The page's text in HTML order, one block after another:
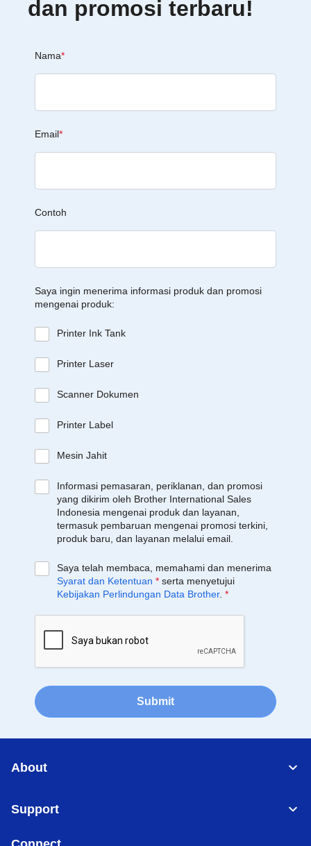
dan promosi terbaru!
Nama*
Email*
Contoh
Saya ingin menerima informasi produk dan promosi
mengenai produk:
Printer Ink Tank
Printer Laser
Scanner Dokumen
Printer Label
Mesin Jahit
Informasi pemasaran, periklanan, dan promosi
yang dikirim oleh Brother International Sales
Indonesia mengenai produk dan layanan,
termasuk pembaruan mengenai promosi terkini,
produk baru, dan layanan melalui email.
Saya telah membaca, memahami dan menerima
Syarat dan Ketentuan * serta menyetujui
Kebijakan Perlindungan Data Brother. *
Submit
About
Support